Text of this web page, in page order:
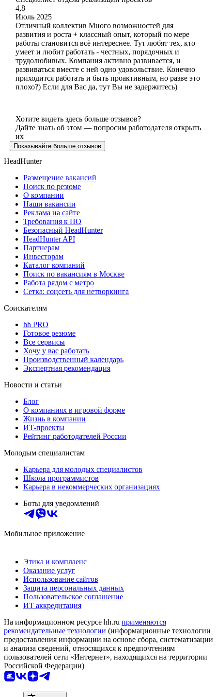
4,8
Июль 2025
Отличный коллектив Много возможностей для
развития и роста + классный опыт, который по мере
работы становится всё интереснее. Тут любят тех, кто
умеет и любит работать - честных, порядочных и
трудолюбивых. Компания активно развивается, и
развиваться вместе с ней одно удовольствие. Конечно
приходится работать и быть проактивным, но разве это
плохо?) Если для Вас да, тут Вы не задержитесь)
Хотите видеть здесь больше отзывов?
Дайте знать об этом — попросим работодателя открыть
их
Показывайте больше отзывов
HeadHunter
Размещение вакансий
Поиск по резюме
О компании
Наши вакансии
Реклама на сайте
Требования к ПО
Безопасный HeadHunter
HeadHunter API
Партнерам
Инвесторам
Каталог компаний
Поиск по вакансиям в Москве
Работа рядом с метро
Сетка: соцсеть для нетворкинга
Соискателям
hh PRO
Готовое резюме
Все сервисы
Хочу у вас работать
Производственный календарь
Экспертная рекомендация
Новости и статьи
Блог
О компаниях в игровой форме
Жизнь в компании
ИТ-проекты
Рейтинг работодателей России
Молодым специалистам
Карьера для молодых специалистов
Школа программистов
Карьера в некоммерческих организациях
Боты для уведомлений
Мобильное приложение
Этика и комплаенс
Оказание услуг
Использование сайтов
Защита персональных данных
Пользовательское соглашение
ИТ аккредитация
На информационном ресурсе hh.ru применяются
рекомендательные технологии (информационные технологии
предоставления информации на основе сбора, систематизации
и анализа сведений, относящихся к предпочтениям
пользователей сети «Интернет», находящихся на территории
Российской Федерации)